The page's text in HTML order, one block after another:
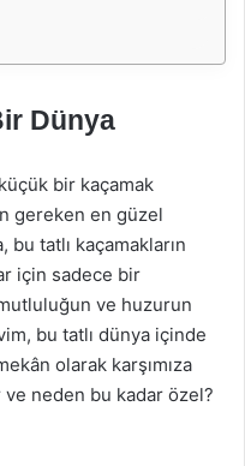
Dünya
bir kaçamak
gereken en güzel
tatlı kaçamakların
için sadece bir
ve huzurun
bu tatlı dünya içinde
olarak karşımıza
ve neden bu kadar özel?